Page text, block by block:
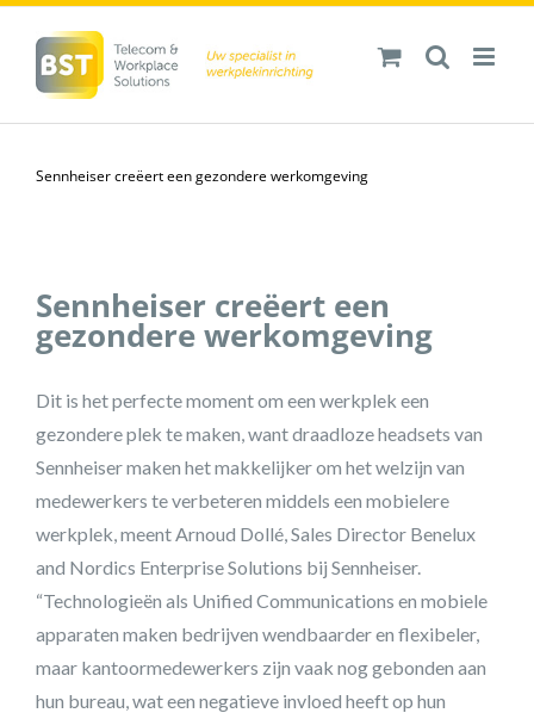
inhoud
Sennheiser creëert een gezondere werkomgeving
Sennheiser creëert een
gezondere werkomgeving
Dit is het perfecte moment om een werkplek een
gezondere plek te maken, want draadloze headsets van
Sennheiser maken het makkelijker om het welzijn van
medewerkers te verbeteren middels een mobielere
werkplek, meent Arnoud Dollé, Sales Director Benelux
and Nordics Enterprise Solutions bij Sennheiser.
“Technologieën als Unified Communications en mobiele
apparaten maken bedrijven wendbaarder en flexibeler,
maar kantoormedewerkers zijn vaak nog gebonden aan
hun bureau, wat een negatieve invloed heeft op hun